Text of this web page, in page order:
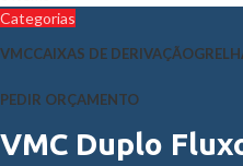
Categorias
VMCCAIXAS DE DERIVAÇÃO
PEDIR ORÇAMENTO
VMC Duplo